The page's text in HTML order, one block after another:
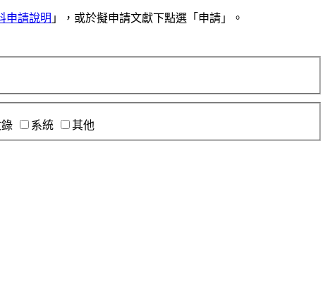
申請說明 」，或於擬申請文獻下點選「申請」。
系統 其他